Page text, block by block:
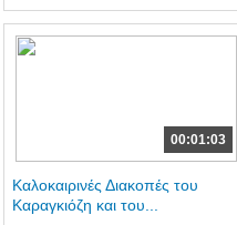
00:01:03
Καλοκαιρινές Διακοπές του
Καραγκιόζη και του...